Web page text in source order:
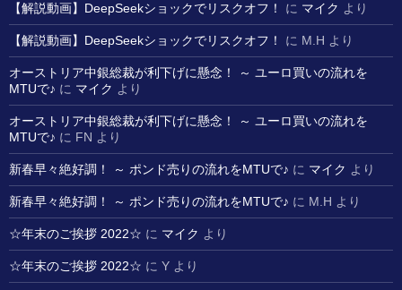
【解説動画】DeepSeekショックでリスクオフ！ に マイク より
【解説動画】DeepSeekショックでリスクオフ！ に M.H より
オーストリア中銀総裁が利下げに懸念！ ～ ユーロ買いの流れを
MTUで♪ に マイク より
オーストリア中銀総裁が利下げに懸念！ ～ ユーロ買いの流れを
MTUで♪ に FN より
新春早々絶好調！ ～ ポンド売りの流れをMTUで♪ に マイク より
新春早々絶好調！ ～ ポンド売りの流れをMTUで♪ に M.H より
☆年末のご挨拶 2022☆ に マイク より
☆年末のご挨拶 2022☆ に Y より